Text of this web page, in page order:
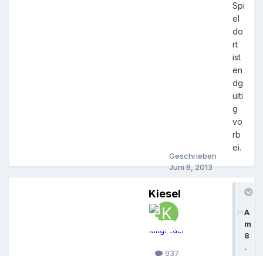
Spi
el
do
rt
ist
en
dg
ülti
g
vo
rb
ei.
Kiesel
Mitglieder
937
Geschrieben
Juni 8, 2013
A
m
8
.